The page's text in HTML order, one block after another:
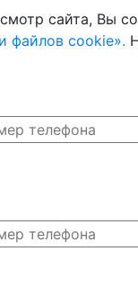
сайта, Вы
файлов cookie».